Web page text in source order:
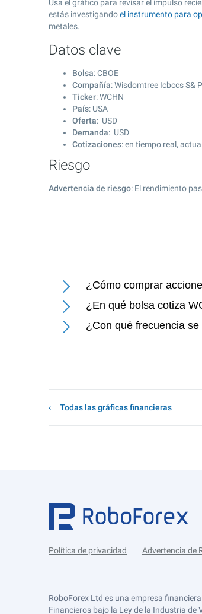
Usa el gráfico para revisar el impulso
estás investigandoel instrumento para
metales.
Datos clave
Bolsa: CBOE
Compañía: Wisdomtree Icbccs S&
Ticker: WCHN
País: USA
Oferta: USD
Demanda: USD
Cotizaciones: en tiempo real,
Riesgo
Advertencia de riesgo: El rendimiento
¿Cómo comprar
¿En qué bolsa cotiza
¿Con qué frecuencia
Todas las gráficas financieras
Política de privacidad Advertencia de
RoboForex Ltd es una empresa
Financieros bajo la Ley de la Industria de